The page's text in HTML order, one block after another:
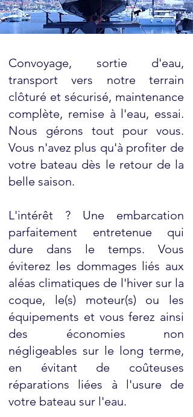
Convoyage, sortie d'eau,
transport vers notre terrain
clôturé et sécurisé, maintenance
complète, remise à l'eau, essai.
Nous gérons tout pour vous.
Vous n'avez plus qu'à profiter de
votre bateau dès le retour de la
belle saison.
L'intérêt ? Une embarcation
parfaitement entretenue qui
dure dans le temps. Vous
éviterez les dommages liés aux
aléas climatiques de l'hiver sur la
coque, le(s) moteur(s) ou les
équipements et vous ferez ainsi
des économies non
négligeables sur le long terme,
en évitant de coûteuses
réparations liées à l'usure de
votre bateau sur l'eau. ​